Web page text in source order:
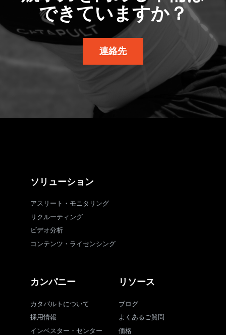
できていますか？
連絡先
ソリューション
アスリート・モニタリング
リクルーティング
ビデオ分析
コンテンツ・ライセンシング
カンパニー
カタパルトについて
採用情報
インベスター・センター
リソース
ブログ
よくあるご質問
価格